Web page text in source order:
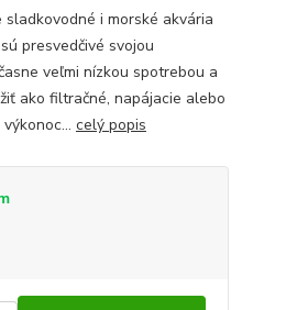
i morské akvária
presvedčivé svojou
veľmi nízkou spotrebou a
ako filtračné, napájacie alebo
celý popis